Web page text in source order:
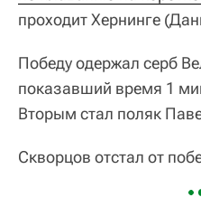
проходит Хернинге
Победу одержал серб
показавший время 1
Вторым стал поляк
Скворцов отстал от